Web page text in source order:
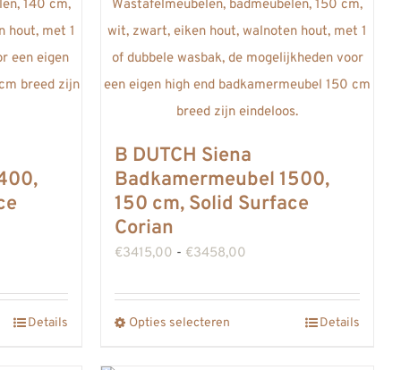
Details
B DUTCH Siena
Badkamermeubel 1500,
150 cm, Solid Surface
Corian
€3415,00 - €3458,00
€3458,00
Opties selecteren Details